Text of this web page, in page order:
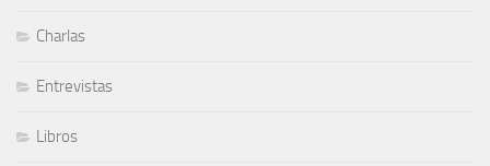
Charlas
Entrevistas
Libros